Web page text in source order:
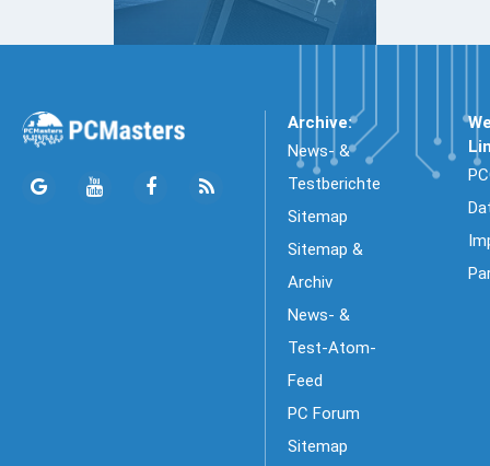
Archive:
News- &
Testberichte
Sitemap
Sitemap &
Archiv
News- &
Test-Atom-
Feed
PC Forum
Sitemap